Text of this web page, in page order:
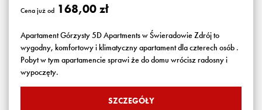
Cena już od 168,00 zł
Apartament Górzysty 5D Apartments w Świeradowie Zdrój to
wygodny, komfortowy i klimatyczny apartament dla czterech osób .
Pobyt w tym apartamencie sprawi że do domu wrócisz radosny i
wypoczęty.
SZCZEGÓŁY